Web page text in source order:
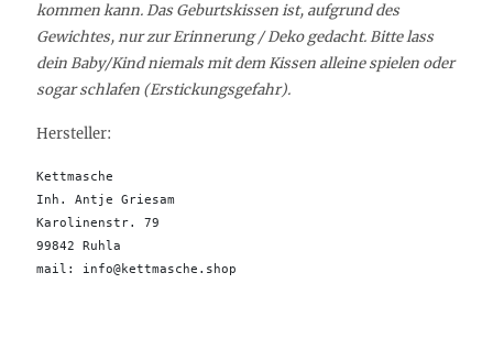
kommen kann. Das Geburtskissen ist, aufgrund des
Gewichtes, nur zur Erinnerung / Deko gedacht. Bitte lass
dein Baby/Kind niemals mit dem Kissen alleine spielen oder
sogar schlafen (Erstickungsgefahr).
Hersteller:
Kettmasche
Inh. Antje Griesam
Karolinenstr. 79
99842 Ruhla
mail: info@kettmasche.shop